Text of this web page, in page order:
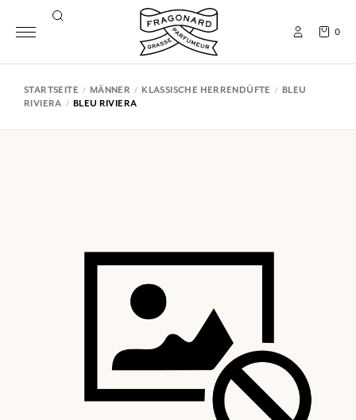
0
STARTSEITE MÄNNER KLASSISCHE HERRENDÜFTE
BLEU
RIVIERA
BLEU RIVIERA